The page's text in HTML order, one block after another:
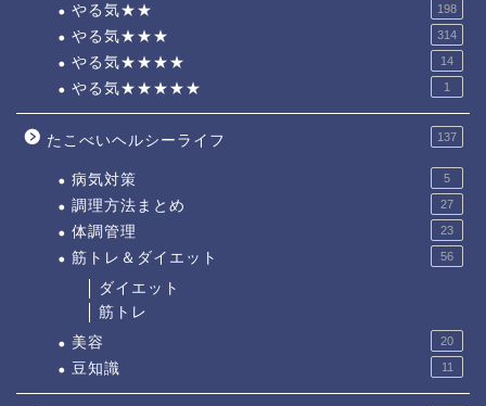
やる気★★ 198
やる気★★★ 314
やる気★★★★ 14
やる気★★★★★ 1
たこべいヘルシーライフ 137
病気対策 5
調理方法まとめ 27
体調管理 23
筋トレ＆ダイエット 56
ダイエット
筋トレ
美容
20
豆知識 11